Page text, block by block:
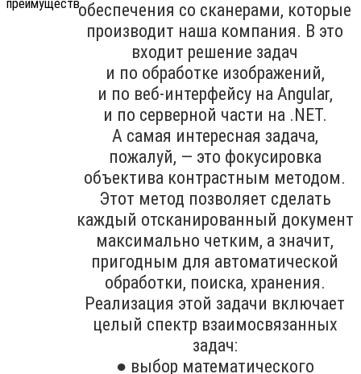
обеспечения со сканерами, которые
производит наша компания. В это
входит решение задач
и по обработке изображений,
и по веб-интерфейсу на Angular,
и по серверной части на .NET.
А самая интересная задача,
пожалуй, — это фокусировка
объектива контрастным методом.
Этот метод позволяет сделать
каждый отсканированный документ
максимально четким, а значит,
пригодным для автоматической
обработки, поиска, хранения.
Реализация этой задачи включает
целый спектр взаимосвязанных
задач:
● выбор математического